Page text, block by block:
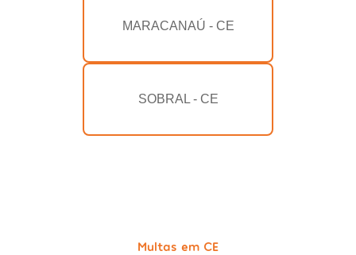
MARACANAÚ - CE
SOBRAL - CE
Multas em CE